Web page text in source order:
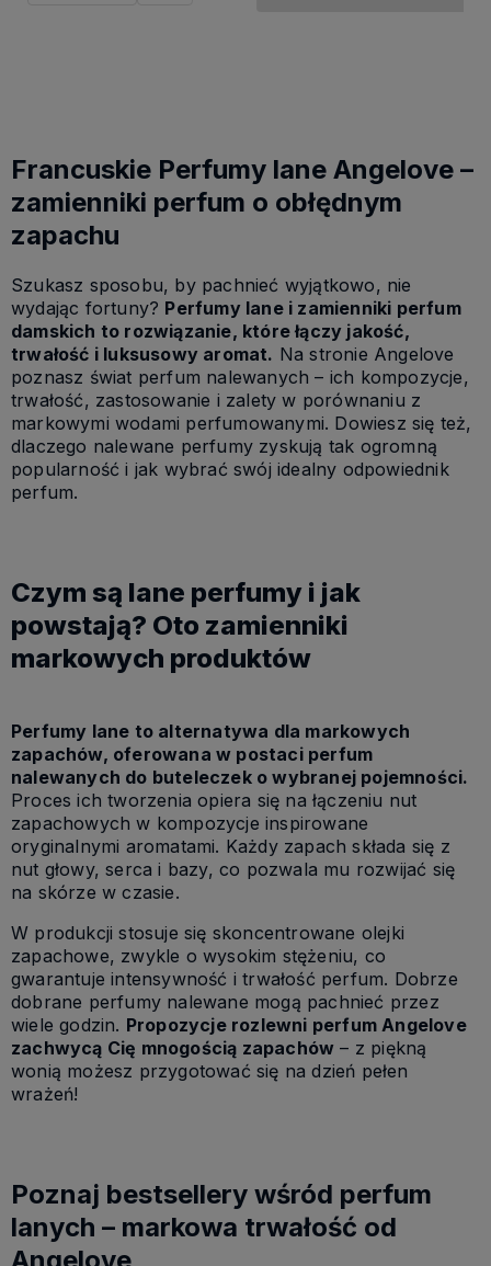
Francuskie Perfumy lane Angelove –
zamienniki perfum o obłędnym
zapachu
Szukasz sposobu, by pachnieć wyjątkowo, nie
wydając fortuny? Perfumy lane i zamienniki perfum
damskich to rozwiązanie, które łączy jakość,
trwałość i luksusowy aromat. Na stronie Angelove
poznasz świat perfum nalewanych – ich kompozycje,
trwałość, zastosowanie i zalety w porównaniu z
markowymi wodami perfumowanymi. Dowiesz się też,
dlaczego nalewane perfumy zyskują tak ogromną
popularność i jak wybrać swój idealny odpowiednik
perfum.
Czym są lane perfumy i jak
powstają? Oto zamienniki
markowych produktów
Perfumy lane to alternatywa dla markowych
zapachów, oferowana w postaci perfum
nalewanych do buteleczek o wybranej pojemności.
Proces ich tworzenia opiera się na łączeniu nut
zapachowych w kompozycje inspirowane
oryginalnymi aromatami. Każdy zapach składa się z
nut głowy, serca i bazy, co pozwala mu rozwijać się
na skórze w czasie.
W produkcji stosuje się skoncentrowane olejki
zapachowe, zwykle o wysokim stężeniu, co
gwarantuje intensywność i trwałość perfum. Dobrze
dobrane perfumy nalewane mogą pachnieć przez
wiele godzin. Propozycje rozlewni perfum Angelove
zachwycą Cię mnogością zapachów – z piękną
wonią możesz przygotować się na dzień pełen
wrażeń!
Poznaj bestsellery wśród perfum
lanych – markowa trwałość od